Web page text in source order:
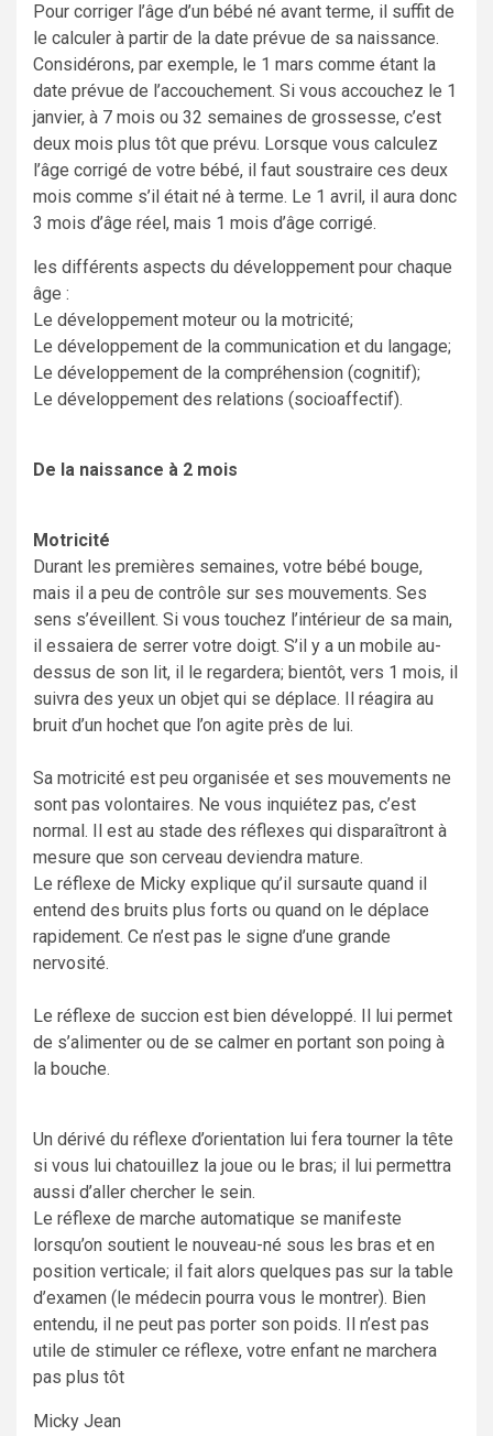
Pour corriger l’âge d’un bébé né avant terme, il suffit de
le calculer à partir de la date prévue de sa naissance.
Considérons, par exemple, le 1 mars comme étant la
date prévue de l’accouchement. Si vous accouchez le 1
janvier, à 7 mois ou 32 semaines de grossesse, c’est
deux mois plus tôt que prévu. Lorsque vous calculez
l’âge corrigé de votre bébé, il faut soustraire ces deux
mois comme s’il était né à terme. Le 1 avril, il aura donc
3 mois d’âge réel, mais 1 mois d’âge corrigé.
les différents aspects du développement pour chaque
âge :
Le développement moteur ou la motricité;
Le développement de la communication et du langage;
Le développement de la compréhension (cognitif);
Le développement des relations (socioaffectif).
De la naissance à 2 mois
Motricité
Durant les premières semaines, votre bébé bouge,
mais il a peu de contrôle sur ses mouvements. Ses
sens s’éveillent. Si vous touchez l’intérieur de sa main,
il essaiera de serrer votre doigt. S’il y a un mobile au-
dessus de son lit, il le regardera; bientôt, vers 1 mois, il
suivra des yeux un objet qui se déplace. Il réagira au
bruit d’un hochet que l’on agite près de lui.
Sa motricité est peu organisée et ses mouvements ne
sont pas volontaires. Ne vous inquiétez pas, c’est
normal. Il est au stade des réflexes qui disparaîtront à
mesure que son cerveau deviendra mature.
Le réflexe de Micky explique qu’il sursaute quand il
entend des bruits plus forts ou quand on le déplace
rapidement. Ce n’est pas le signe d’une grande
nervosité.
Le réflexe de succion est bien développé. Il lui permet
de s’alimenter ou de se calmer en portant son poing à
la bouche.
Un dérivé du réflexe d’orientation lui fera tourner la tête
si vous lui chatouillez la joue ou le bras; il lui permettra
aussi d’aller chercher le sein.
Le réflexe de marche automatique se manifeste
lorsqu’on soutient le nouveau-né sous les bras et en
position verticale; il fait alors quelques pas sur la table
d’examen (le médecin pourra vous le montrer). Bien
entendu, il ne peut pas porter son poids. Il n’est pas
utile de stimuler ce réflexe, votre enfant ne marchera
pas plus tôt
Micky Jean